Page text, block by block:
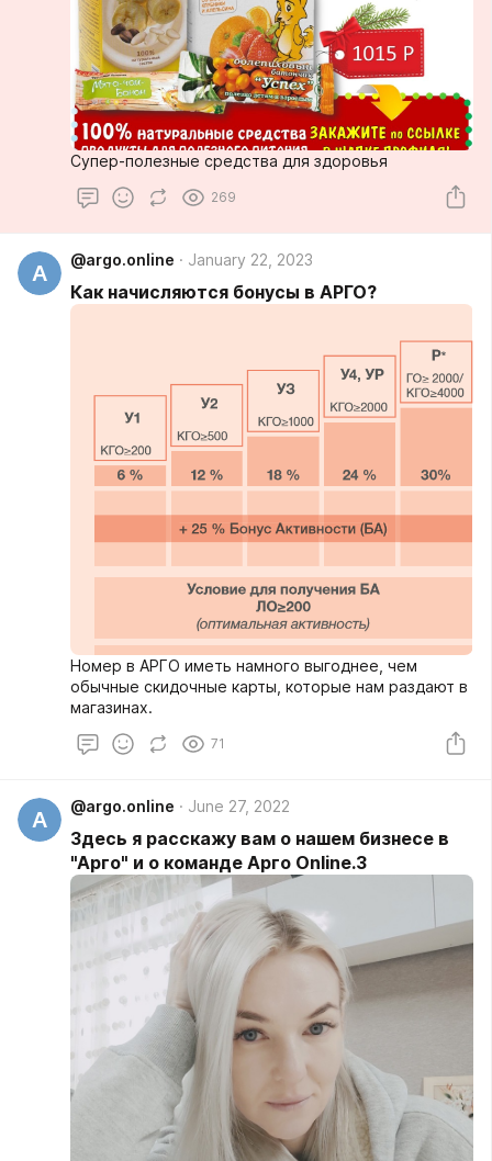
Супер-полезные средства для здоровья
269
A
@argo.online January 22, 2023
Как начисляются бонусы в АРГО?
Номер в АРГО иметь намного выгоднее, чем
обычные скидочные карты, которые нам раздают в
магазинах.
71
A
@argo.online June 27, 2022
Здесь я расскажу вам о нашем бизнесе в
"Арго" и о команде Арго Online.3